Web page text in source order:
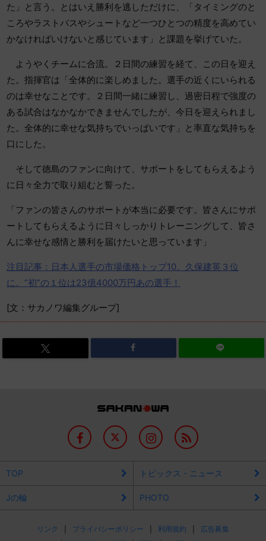
た」と言う。とはいえ勝利を逃しただけに、「タイミングのと
ころやラストパスやシュートなど一つひとつの精度を高めてい
かなければいけないと感じています」と課題を挙げていた。
ようやくチームに合流。２日間の練習を経て、この日を迎え
た。指揮官は「全体的に楽しめました。選手の近くにいられる
のは幸せなことです。２日間一緒に練習し、過密日程で強度の
ある試合はなかなかできませんでしたが、今日を迎えられまし
た。全体的に幸せな気持ちでいっぱいです」と率直な気持ちを
口にした。
そして徳島のファンに向けて、サポートをしてもらえるよう
に日々全力で取り組むと誓った。
「ファンの皆さんのサポートが本当に必要です。皆さんにサポ
ートしてもらえるように日々しっかりトレーニングして、皆さ
んに幸せな感情と勝利を届けたいと思っています」
注目記事：日本人選手の市場価格トップ10。久保建英３位
に。”初”の１位は23億4000万円あの選手！
[文：サカノワ編集グループ]
TOP トピックス・ニュース
Jの輪 PHOTO
リンク プライバシーポリシー 利用規約
広告募集